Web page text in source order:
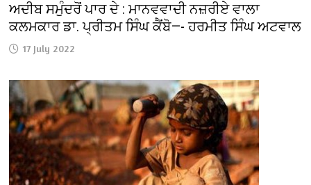
ਅਦੀਬ ਸਮੁੰਦਰੋਂ ਪਾਰ ਦੇ : ਮਾਨਵਵਾਦੀ ਨਜ਼ਰੀਏ ਵਾਲਾ
ਕਲਮਕਾਰ ਡਾ. ਪ੍ਰੀਤਮ ਸਿੰਘ ਕੈਂਬੋ—- ਹਰਮੀਤ ਸਿੰਘ ਅਟਵਾਲ
17 July 2022